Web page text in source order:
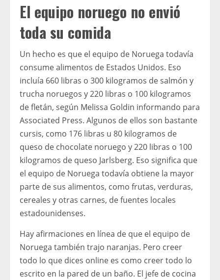
El equipo noruego no envió
toda su comida
Un hecho es que el equipo de Noruega todavía
consume alimentos de Estados Unidos. Eso
incluía 660 libras o 300 kilogramos de salmón y
trucha noruegos y 220 libras o 100 kilogramos
de fletán, según Melissa Goldin informando para
Associated Press. Algunos de ellos son bastante
cursis, como 176 libras u 80 kilogramos de
queso de chocolate noruego y 220 libras o 100
kilogramos de queso Jarlsberg. Eso significa que
el equipo de Noruega todavía obtiene la mayor
parte de sus alimentos, como frutas, verduras,
cereales y otras carnes, de fuentes locales
estadounidenses.
Hay afirmaciones en línea de que el equipo de
Noruega también trajo naranjas. Pero creer
todo lo que dices online es como creer todo lo
escrito en la pared de un baño. El jefe de cocina